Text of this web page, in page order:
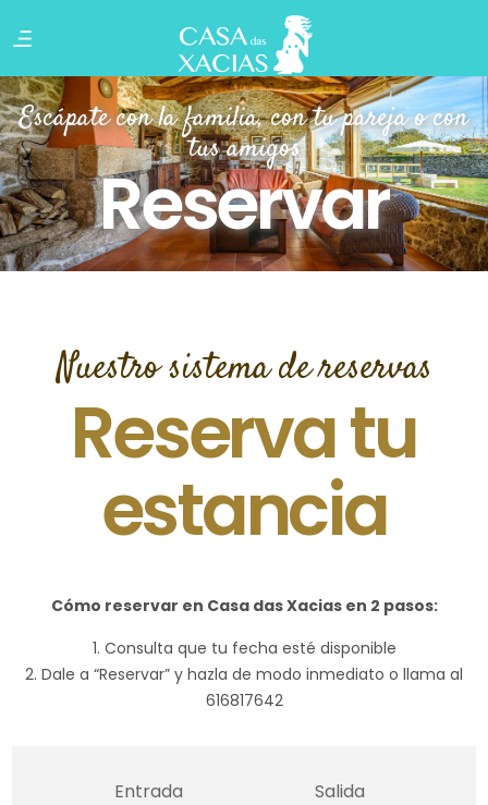
Escápate con la familia, con tu pareja o con
tus amigos
Reservar
Nuestro sistema de reservas
Reserva tu
estancia
Cómo reservar en Casa das Xacias en 2 pasos:
Consulta que tu fecha esté disponible
Dale a “Reservar” y hazla de modo inmediato o llama al
616817642
Entrada Salida